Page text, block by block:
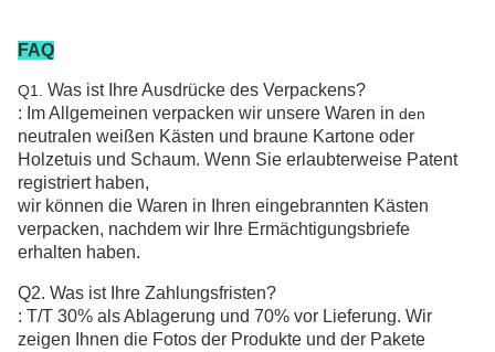
FAQ
Q1. Was ist Ihre Ausdrücke des Verpackens?
: Im Allgemeinen verpacken wir unsere Waren in den
neutralen weißen Kästen und braune Kartone oder
Holzetuis und Schaum. Wenn Sie erlaubterweise Patent
registriert haben,
wir können die Waren in Ihren eingebrannten Kästen
verpacken, nachdem wir Ihre Ermächtigungsbriefe
erhalten haben.
Q2. Was ist Ihre Zahlungsfristen?
: T/T 30% als Ablagerung und 70% vor Lieferung. Wir
zeigen Ihnen die Fotos der Produkte und der Pakete